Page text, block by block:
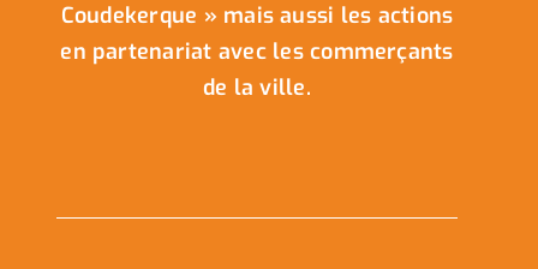
Coudekerque » mais aussi les actions
en partenariat avec les commerçants
de la ville.